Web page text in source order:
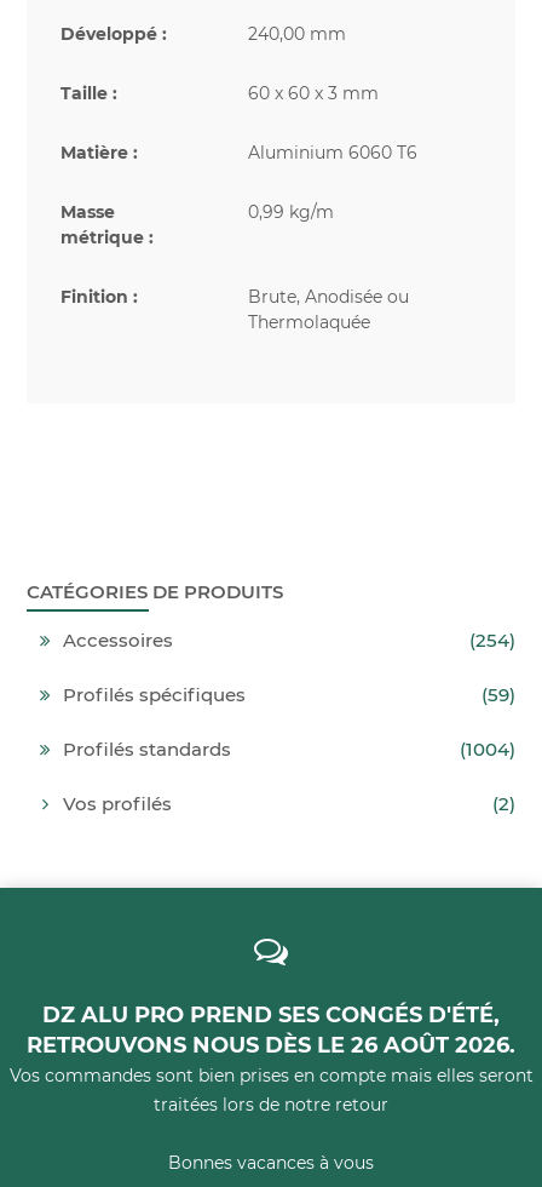
DZ ALU PRO PREND SES CONGÉS D'ÉTÉ,
RETROUVONS NOUS DÈS LE 26 AOÛT 2026.
Vos commandes sont bien prises en compte mais elles seront
traitées lors de notre retour
Bonnes vacances à vous
Développé : 240,00 mm
Taille : 60 x 60 x 3 mm
Matière : Aluminium 6060 T6
Masse
métrique :
0,99 kg/m
Finition :
Brute, Anodisée ou
Thermolaquée
CATÉGORIES DE PRODUITS
Accessoires (254)
Profilés spécifiques (59)
Profilés standards (1004)
Vos profilés (2)